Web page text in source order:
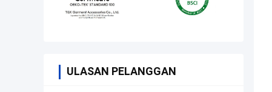
ULASAN PELANGGAN